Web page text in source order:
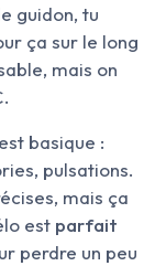
guidon, tu
ça sur le long
mais on
basique :
pulsations.
mais ça
est parfait
perdre un peu